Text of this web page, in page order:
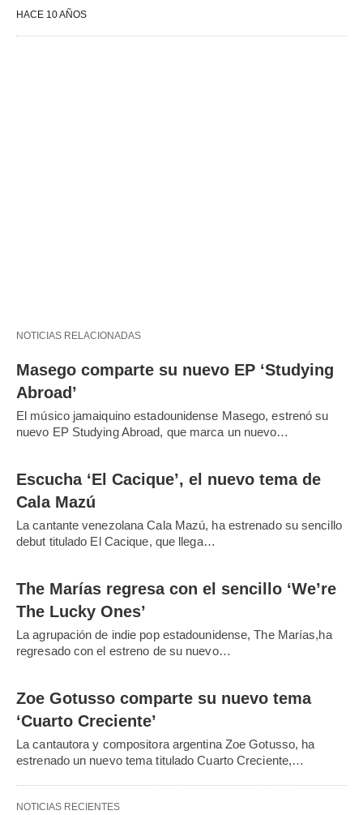
HACE 10 AÑOS
NOTICIAS RELACIONADAS
Masego comparte su nuevo EP ‘Studying
Abroad’
El músico jamaiquino estadounidense Masego, estrenó su
nuevo EP Studying Abroad, que marca un nuevo…
Escucha ‘El Cacique’, el nuevo tema de
Cala Mazú
La cantante venezolana Cala Mazú, ha estrenado su sencillo
debut titulado El Cacique, que llega…
The Marías regresa con el sencillo ‘We’re
The Lucky Ones’
La agrupación de indie pop estadounidense, The Marías,ha
regresado con el estreno de su nuevo…
Zoe Gotusso comparte su nuevo tema
‘Cuarto Creciente’
La cantautora y compositora argentina Zoe Gotusso, ha
estrenado un nuevo tema titulado Cuarto Creciente,…
NOTICIAS RECIENTES